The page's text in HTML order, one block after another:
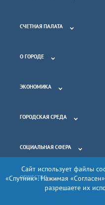
СЧЕТНАЯ ПАЛАТА
О ГОРОДЕ
ЭКОНОМИКА
ГОРОДСКАЯ СРЕДА
СОЦИАЛЬНАЯ СФЕРА
ОБЩЕСТВО
Сайт использует файлы
«Спутник». Нажимая
разрешаете их